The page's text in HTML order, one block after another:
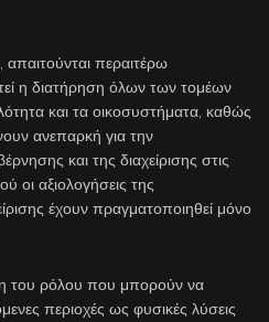
περαιτέρω
η διατήρηση όλων των τομέων
και τα οικοσυστήματα, καθώς
ανεπαρκή για την
και της διαχείρισης στις
οι αξιολογήσεις της
έχουν πραγματοποιηθεί μόνο
του ρόλου που μπορούν να
περιοχές ως φυσικές λύσεις